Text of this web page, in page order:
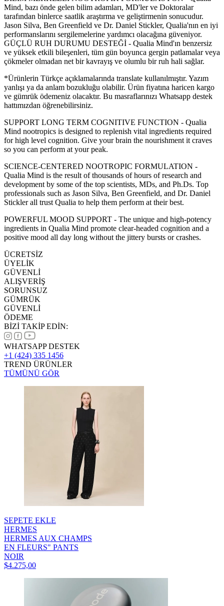
Mind, bazı önde gelen bilim adamları, MD'ler ve Doktoralar
tarafından binlerce saatlik araştırma ve geliştirmenin sonucudur.
Jason Silva, Ben Greenfield ve Dr. Daniel Stickler, Qualia'nın en iyi
performanslarını sergilemelerine yardımcı olacağına güveniyor.
GÜÇLÜ RUH DURUMU DESTEĞİ - Qualia Mind'ın benzersiz
ve yüksek etkili bileşenleri, tüm gün boyunca gergin patlamalar veya
çökmeler olmadan net bir kavrayış ve olumlu bir ruh hali sağlar.
*Ürünlerin Türkçe açıklamalarında translate kullanılmıştır. Yazım
yanlışı ya da anlam bozukluğu olabilir. Ürün fiyatına haricen kargo
ve gümrük ödemeniz olacaktır. Bu masraflarınızı Whatsapp destek
hattımızdan öğrenebilirsiniz.
SUPPORT LONG TERM COGNITIVE FUNCTION - Qualia
Mind nootropics is designed to replenish vital ingredients required
for high level cognition. Give your brain the nourishment it craves
so you can perform at your peak.
SCIENCE-CENTERED NOOTROPIC FORMULATION -
Qualia Mind is the result of thousands of hours of research and
development by some of the top scientists, MDs, and Ph.Ds. Top
professionals such as Jason Silva, Ben Greenfield, and Dr. Daniel
Stickler all trust Qualia to help them perform at their best.
POWERFUL MOOD SUPPORT - The unique and high-potency
ingredients in Qualia Mind promote clear-headed cognition and a
positive mood all day long without the jittery bursts or crashes.
ÜCRETSİZ
ÜYELİK
GÜVENLİ
ALIŞVERİŞ
SORUNSUZ
GÜMRÜK
GÜVENLİ
ÖDEME
BİZİ TAKİP EDİN:
WHATSAPP DESTEK
+1 (424) 335 1456
TREND ÜRÜNLER
TÜMÜNÜ GÖR
SEPETE EKLE
HERMES
HERMES AUX CHAMPS
EN FLEURS" PANTS
NOIR
$4.275,00